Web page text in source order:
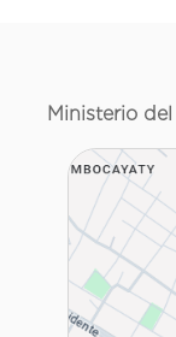
Ministerio